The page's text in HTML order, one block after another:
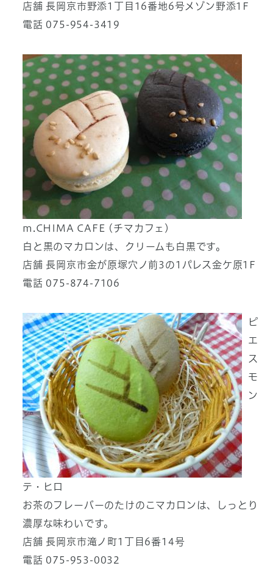
店舗 長岡京市野添1丁目16番地6号メゾン野添1F
電話 075-954-3419
m.CHIMA CAFE (チマカフェ)
白と黒のマカロンは、クリームも白黒です。
店舗 長岡京市金が原塚穴ノ前3の1パレス金ケ原1F
電話 075-874-7106
ピ
エ
ス
モ
ン
テ・ヒロ
お茶のフレーバーのたけのこマカロンは、しっとり
濃厚な味わいです。
店舗 長岡京市滝ノ町1丁目6番14号
電話 075-953-0032